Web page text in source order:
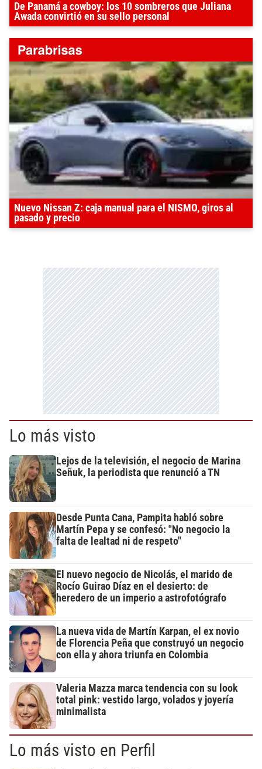
De Panamá a cowboy: los 10 sombreros que Juliana
Awada convirtió en su sello personal
Nuevo Nissan Z: caja manual para el NISMO, giros al
pasado y precio
Lo más visto
Lejos de la televisión, el negocio de Marina
Señuk, la periodista que renunció a TN
Desde Punta Cana, Pampita habló sobre
Martín Pepa y se confesó: "No negocio la
falta de lealtad ni de respeto"
El nuevo negocio de Nicolás, el marido de
Rocío Guirao Díaz en el desierto: de
heredero de un imperio a astrofotógrafo
La nueva vida de Martín Karpan, el ex novio
de Florencia Peña que construyó un negocio
con ella y ahora triunfa en Colombia
Valeria Mazza marca tendencia con su look
total pink: vestido largo, volados y joyería
minimalista
Lo más visto en Perfil